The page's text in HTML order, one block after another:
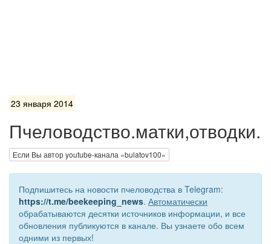
23 января 2014
Пчеловодство.матки,отводки.
Если Вы автор youtube-канала «bulatov100»
Подпишитесь на новости пчеловодства в Telegram:
https://t.me/beekeeping_news. Автоматически
обрабатываются десятки источников информации, и все
обновления публикуются в канале. Вы узнаете обо всем
одними из первых!